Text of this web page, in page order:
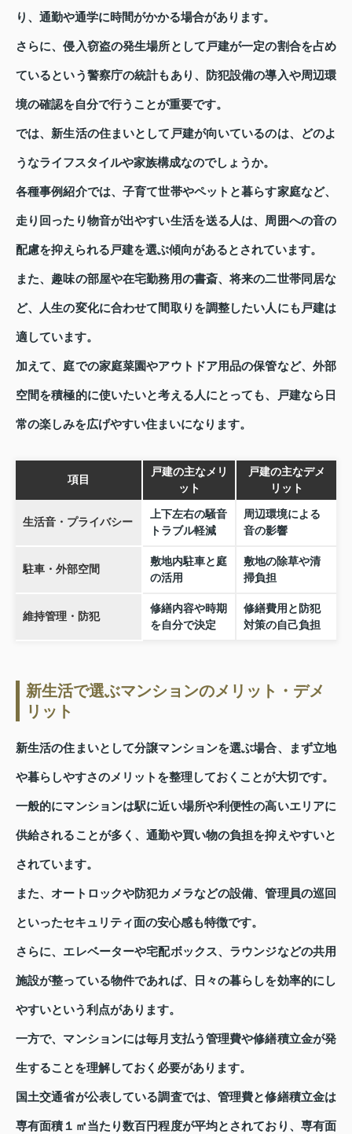
り、通勤や通学に時間がかかる場合があります。
さらに、侵入窃盗の発生場所として戸建が一定の割合を占め
ているという警察庁の統計もあり、防犯設備の導入や周辺環
境の確認を自分で行うことが重要です。
では、新生活の住まいとして戸建が向いているのは、どのよ
うなライフスタイルや家族構成なのでしょうか。
各種事例紹介では、子育て世帯やペットと暮らす家庭など、
走り回ったり物音が出やすい生活を送る人は、周囲への音の
配慮を抑えられる戸建を選ぶ傾向があるとされています。
また、趣味の部屋や在宅勤務用の書斎、将来の二世帯同居な
ど、人生の変化に合わせて間取りを調整したい人にも戸建は
適しています。
加えて、庭での家庭菜園やアウトドア用品の保管など、外部
空間を積極的に使いたいと考える人にとっても、戸建なら日
常の楽しみを広げやすい住まいになります。
項目
戸建の主なメリ
ット
戸建の主なデメ
リット
生活音・プライバシー
上下左右の騒音
トラブル軽減
周辺環境による
音の影響
駐車・外部空間
敷地内駐車と庭
の活用
敷地の除草や清
掃負担
維持管理・防犯
修繕内容や時期
を自分で決定
修繕費用と防犯
対策の自己負担
新生活で選ぶマンションのメリット・デメ
リット
新生活の住まいとして分譲マンションを選ぶ場合、まず立地
や暮らしやすさのメリットを整理しておくことが大切です。
一般的にマンションは駅に近い場所や利便性の高いエリアに
供給されることが多く、通勤や買い物の負担を抑えやすいと
されています。
また、オートロックや防犯カメラなどの設備、管理員の巡回
といったセキュリティ面の安心感も特徴です。
さらに、エレベーターや宅配ボックス、ラウンジなどの共用
施設が整っている物件であれば、日々の暮らしを効率的にし
やすいという利点があります。
一方で、マンションには毎月支払う管理費や修繕積立金が発
生することを理解しておく必要があります。
国土交通省が公表している調査では、管理費と修繕積立金は
専有面積１㎡当たり数百円程度が平均とされており、専有面